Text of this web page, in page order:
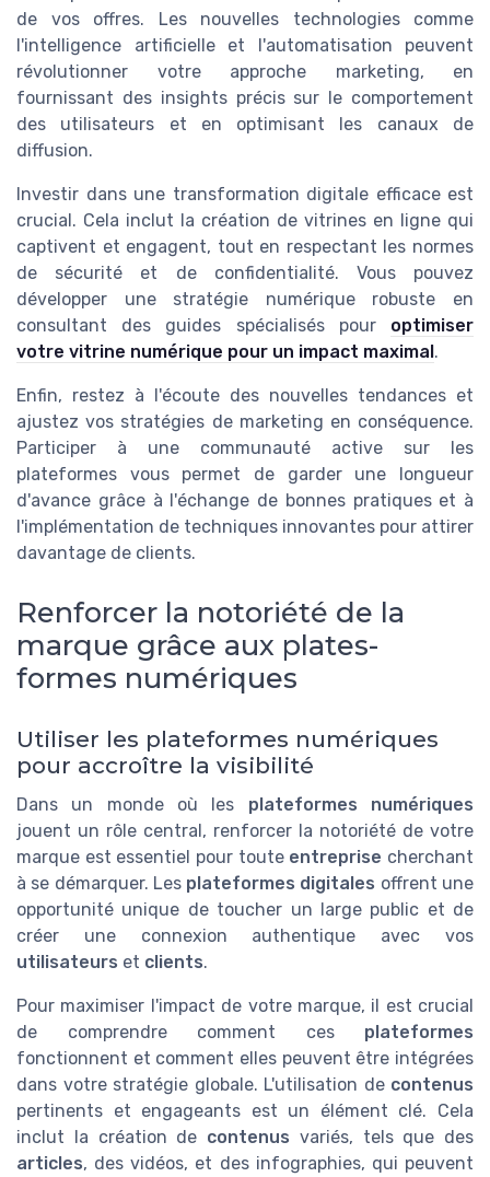
de vos offres. Les nouvelles technologies comme
l'intelligence artificielle et l'automatisation peuvent
révolutionner votre approche marketing, en
fournissant des insights précis sur le comportement
des utilisateurs et en optimisant les canaux de
diffusion.
Investir dans une transformation digitale efficace est
crucial. Cela inclut la création de vitrines en ligne qui
captivent et engagent, tout en respectant les normes
de sécurité et de confidentialité. Vous pouvez
développer une stratégie numérique robuste en
consultant des guides spécialisés pour optimiser
votre vitrine numérique pour un impact maximal .
Enfin, restez à l'écoute des nouvelles tendances et
ajustez vos stratégies de marketing en conséquence.
Participer à une communauté active sur les
plateformes vous permet de garder une longueur
d'avance grâce à l'échange de bonnes pratiques et à
l'implémentation de techniques innovantes pour attirer
davantage de clients.
Renforcer la notoriété de la
marque grâce aux plates-
formes numériques
Utiliser les plateformes numériques
pour accroître la visibilité
Dans un monde où les plateformes numériques
jouent un rôle central, renforcer la notoriété de votre
marque est essentiel pour toute entreprise cherchant
à se démarquer. Les plateformes digitales offrent une
opportunité unique de toucher un large public et de
créer une connexion authentique avec vos
utilisateurs et clients.
Pour maximiser l'impact de votre marque, il est crucial
de comprendre comment ces plateformes
fonctionnent et comment elles peuvent être intégrées
dans votre stratégie globale. L'utilisation de contenus
pertinents et engageants est un élément clé. Cela
inclut la création de contenus variés, tels que des
articles, des vidéos, et des infographies, qui peuvent